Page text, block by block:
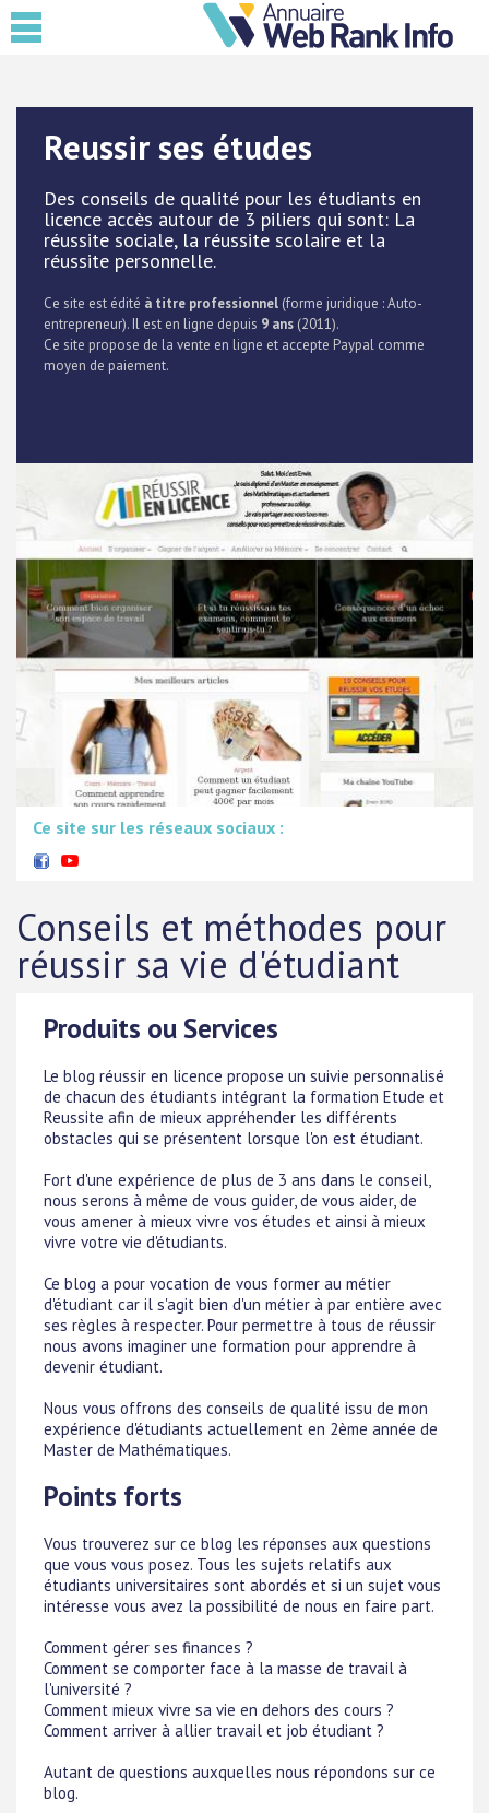
Reussir ses études
Des conseils de qualité pour les étudiants en
licence accès autour de 3 piliers qui sont: La
réussite sociale, la réussite scolaire et la
réussite personnelle.
Ce site est édité à titre professionnel (forme juridique : Auto-
entrepreneur). Il est en ligne depuis 9 ans (2011).
Ce site propose de la vente en ligne et accepte Paypal comme
moyen de paiement.
Ce site sur les réseaux sociaux :
Conseils et méthodes pour
réussir sa vie d'étudiant
Produits ou Services
Le blog réussir en licence propose un suivie personnalisé
de chacun des étudiants intégrant la formation Etude et
Reussite afin de mieux appréhender les différents
obstacles qui se présentent lorsque l'on est étudiant.
Fort d'une expérience de plus de 3 ans dans le conseil,
nous serons à même de vous guider, de vous aider, de
vous amener à mieux vivre vos études et ainsi à mieux
vivre votre vie d'étudiants.
Ce blog a pour vocation de vous former au métier
d'étudiant car il s'agit bien d'un métier à par entière avec
ses règles à respecter. Pour permettre à tous de réussir
nous avons imaginer une formation pour apprendre à
devenir étudiant.
Nous vous offrons des conseils de qualité issu de mon
expérience d'étudiants actuellement en 2ème année de
Master de Mathématiques.
Points forts
Vous trouverez sur ce blog les réponses aux questions
que vous vous posez. Tous les sujets relatifs aux
étudiants universitaires sont abordés et si un sujet vous
intéresse vous avez la possibilité de nous en faire part.
Comment gérer ses finances ?
Comment se comporter face à la masse de travail à
l'université ?
Comment mieux vivre sa vie en dehors des cours ?
Comment arriver à allier travail et job étudiant ?
Autant de questions auxquelles nous répondons sur ce
blog.